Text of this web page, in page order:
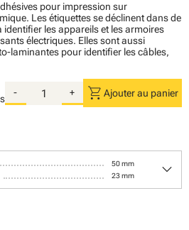
pour impression sur
Les étiquettes se déclinent dans de
identifier les appareils et les armoires
électriques. Elles sont aussi
laminantes pour identifier les câbles,
- + shopping_cart Ajouter au panier
50 mm
23 mm keyboard_arrow_down